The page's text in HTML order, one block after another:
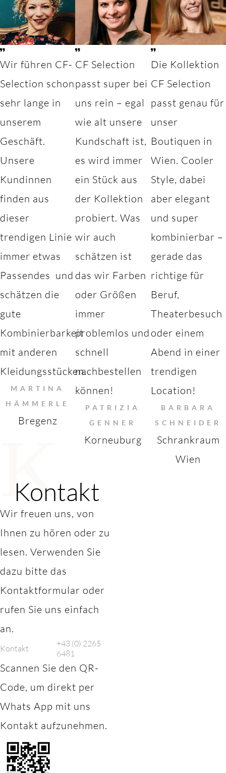
Wir führen CF-
Selection schon
sehr lange in
unserem
Geschäft.
Unsere
Kundinnen
finden aus
dieser
trendigen Linie
immer etwas
Passendes und
schätzen die
gute
Kombinierbarkeit
mit anderen
Kleidungsstücken.
MARTINA
HÄMMERLE
Bregenz
CF Selection
passt super bei
uns rein – egal
wie alt unsere
Kundschaft ist,
es wird immer
ein Stück aus
der Kollektion
probiert. Was
wir auch
schätzen ist
das wir Farben
oder Größen
immer
problemlos und
schnell
nachbestellen
können!
PATRIZIA
GENNER
Korneuburg
Die Kollektion
CF Selection
passt genau für
unser
Boutiquen in
Wien. Cooler
Style, dabei
aber elegant
und super
kombinierbar –
gerade das
richtige für
Beruf,
Theaterbesuch
oder einem
Abend in einer
trendigen
Location!
BARBARA
SCHNEIDER
Schrankraum
Wien
K
Kontakt
Wir freuen uns, von
Ihnen zu hören oder zu
lesen. Verwenden Sie
dazu bitte das
Kontaktformular oder
rufen Sie uns einfach
an.
Kontakt
+43 (0) 2265
6481
Scannen Sie den QR-
Code, um direkt per
Whats App mit uns
Kontakt aufzunehmen.